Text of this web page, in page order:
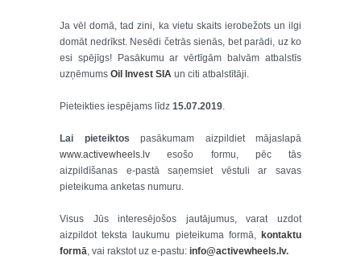
Ja vēl domā, tad zini, ka vietu skaits ierobežots un ilgi
domāt nedrīkst. Nesēdi četrās sienās, bet parādi, uz ko
esi spējīgs! Pasākumu ar vērtīgām balvām atbalstīs
uzņēmums Oil Invest SIA un citi atbalstītāji.
Pieteikties iespējams līdz 15.07.2019.
Lai pieteiktos pasākumam aizpildiet mājaslapā
www.activewheels.lv esošo formu, pēc tās
aizpildīšanas e-pastā saņemsiet vēstuli ar savas
pieteikuma anketas numuru.
Visus Jūs interesējošos jautājumus, varat uzdot
aizpildot teksta laukumu pieteikuma formā, kontaktu
formā, vai rakstot uz e-pastu: info@activewheels.lv.